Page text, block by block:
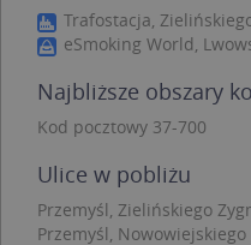
Trafostacja,
eSmoking World,
Najbliższe obszary
Kod pocztowy 37-700
Ulice w pobliżu
Przemyśl, Zielińskiego
Przemyśl,
Funkcjonalność
podstawowych funkcji
jak logowanie
Bez niezbędnych
prawidłowo korzystać
Nazwa
APPSESSID